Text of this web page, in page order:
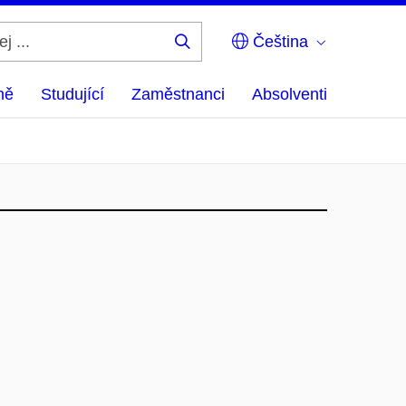
Čeština
Studující Zaměstnanci Absolventi